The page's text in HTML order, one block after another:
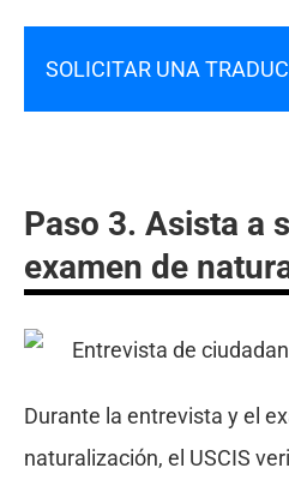
SOLICITAR UNA
Paso 3. Asista a
examen de
Durante la entrevista y el
naturalización, el USCIS